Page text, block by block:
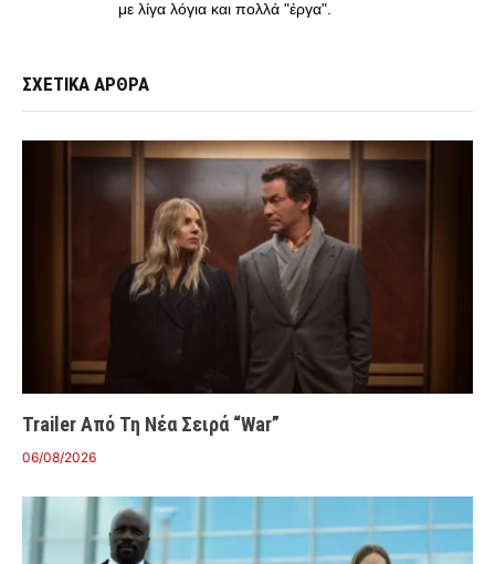
με λίγα λόγια και πολλά "έργα".
ΣΧΕΤΙΚΑ ΑΡΘΡΑ
Trailer Από Τη Νέα Σειρά “War”
06/08/2026